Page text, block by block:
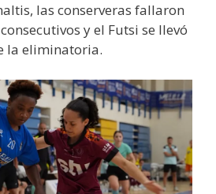
las conserveras fallaron
y el Futsi se llevó
la eliminatoria.